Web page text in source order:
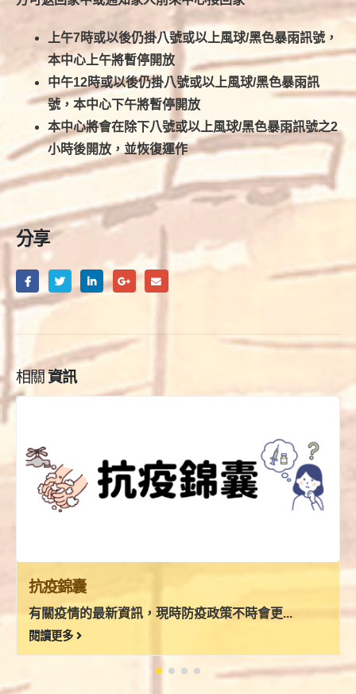
上午7時或以後仍掛八號或以上風球/黑色暴雨訊號，
本中心上午將暫停開放
中午12時或以後仍掛八號或以上風球/黑色暴雨訊
號，本中心下午將暫停開放
本中心將會在除下八號或以上風球/黑色暴雨訊號之2
小時後開放，並恢復運作
分享
相關資訊
2024-2025年度續會安排
2023-2024年續會安排如下
閱讀更多